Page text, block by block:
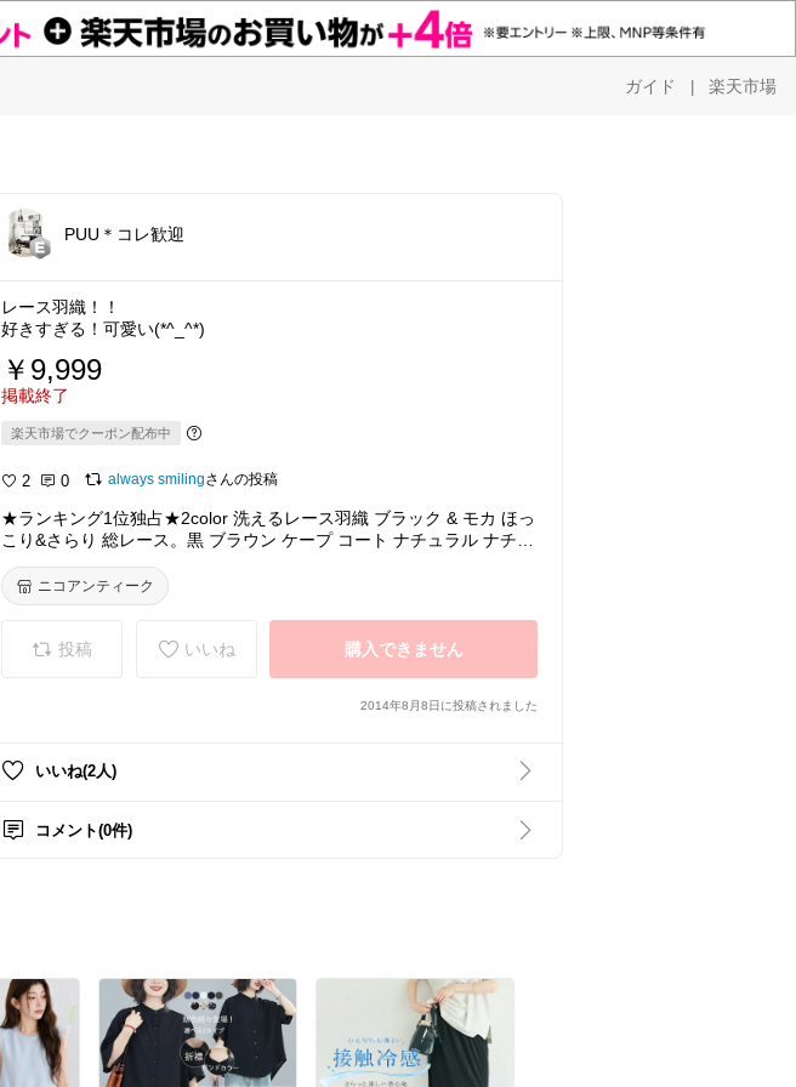
ガイド | 楽天市場
PUU＊コレ歓迎
レース羽織！！
好きすぎる！可愛い(*^_^*)
￥9,999
掲載終了
楽天市場でクーポン配布中
2 0 always smilingさんの投稿
★ランキング1位独占★2color 洗えるレース羽織 ブラック & モカ ほっ
こり&さらり 総レース。黒 ブラウン ケープ コート ナチュラル ナチュ
O姫 レトロ nico-racehaori-002
ニコアンティーク
投稿 いいね 購入できません
2014年8月8日に投稿されました
いいね(2人)
コメント(0件)